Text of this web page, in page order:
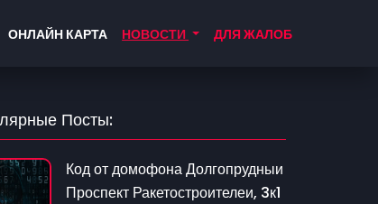
ОНЛАЙН КАРТА НОВОСТИ ДЛЯ ЖАЛОБ
Посты:
Код от домофона Долгопрудныи
Проспект Ракетостроителеи, 3к1